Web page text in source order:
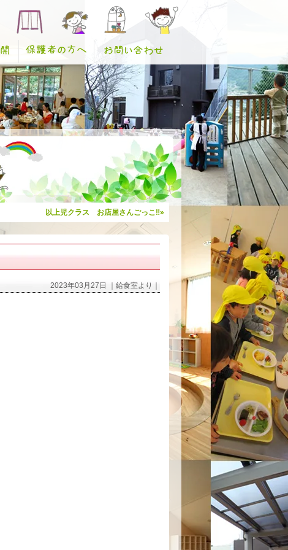
以上児クラス お店屋さんごっこ‼»
2023年03月27日 ｜給食室より｜